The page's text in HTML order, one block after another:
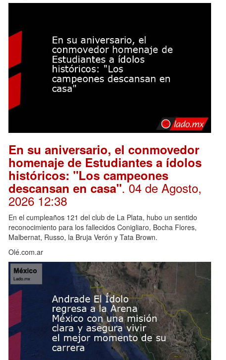
En su aniversario, el conmovedor
homenaje de Estudiantes a ídolos
históricos: "Los campeones
descansan en casa". 04 de Agosto,
2026 12:38
En el cumpleaños 121 del club de La Plata, hubo un sentido
reconocimiento para los fallecidos Conigliaro, Bocha Flores,
Malbernat, Russo, la Bruja Verón y Tata Brown.
Olé.com.ar